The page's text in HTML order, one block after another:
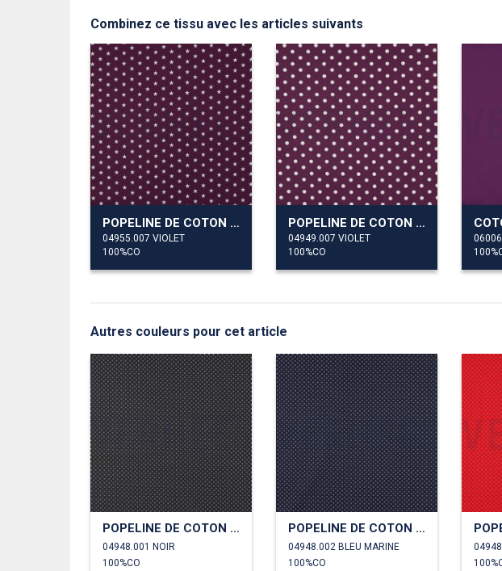
Combinez ce tissu avec les articles suivants
POPELINE DE COTON PETITES ÉTOILES
04955.007 VIOLET
100%CO
POPELINE DE COTON POINTS
04949.007 VIOLET
100%CO
Autres couleurs pour cet article
POPELINE DE COTON PETITS POINTS
04948.001 NOIR
100%CO
POPELINE DE COTON PETITS POINTS
04948.002 BLEU MARINE
100%CO